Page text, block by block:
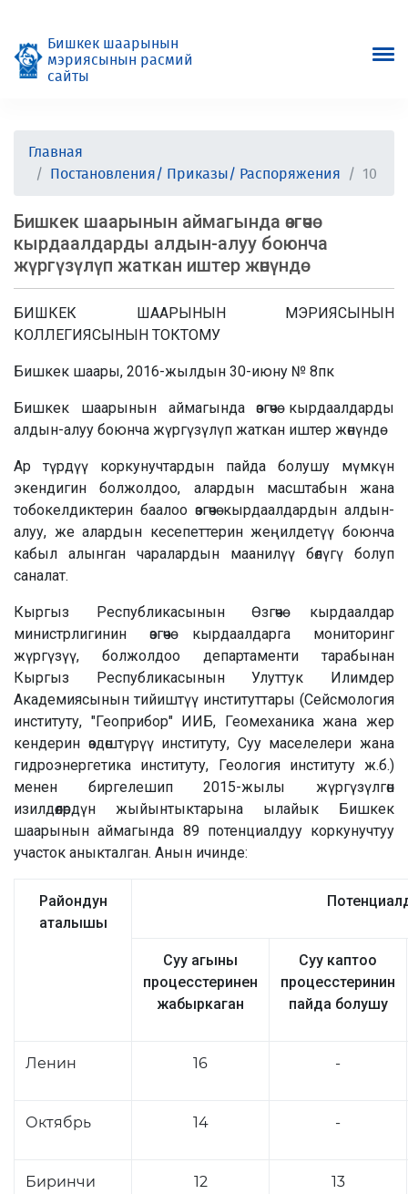
Бишкек шаарынын
мэриясынын расмий
сайты
Главная
Постановления/ Приказы/ Распоряжения
10
Бишкек шаарынын аймагында өзгөчө
кырдаалдарды алдын-алуу боюнча
жүргүзүлүп жаткан иштер жөнүндө
БИШКЕК ШААРЫНЫН МЭРИЯСЫНЫН
КОЛЛЕГИЯСЫНЫН ТОКТОМУ
Бишкек шаары, 2016-жылдын 30-июну № 8пк
Бишкек шаарынын аймагында өзгөчө кырдаалдарды
алдын-алуу боюнча жүргүзүлүп жаткан иштер жөнүндө
Ар түрдүү коркунучтардын пайда болушу мүмкүн
экендигин болжолдоо, алардын масштабын жана
тобокелдиктерин баалоо өзгөчө кырдаалдардын алдын-
алуу, же алардын кесепеттерин жеңилдетүү боюнча
кабыл алынган чаралардын маанилүү бөлүгү болуп
саналат.
Кыргыз Республикасынын Өзгөчө кырдаалдар
министрлигинин өзгөчө кырдаалдарга мониторинг
жүргүзүү, болжолдоо департаменти тарабынан
Кыргыз Республикасынын Улуттук Илимдер
Академиясынын тийиштүү институттары (Сейсмология
институту, "Геоприбор" ИИБ, Геомеханика жана жер
кендерин өздөштүрүү институту, Суу маселелери жана
гидроэнергетика институту, Геология институту ж.б.)
менен биргелешип 2015-жылы жүргүзүлгөн
изилдөөлөрдүн жыйынтыктарына ылайык Бишкек
шаарынын аймагында 89 потенциалдуу коркунучтуу
участок аныкталган. Анын ичинде:
Райондун
аталышы
Суу агыны
процесстеринен
жабыркаган
Суу каптоо
процесстеринин
пайда болушу
Ленин 16 -
Октябрь 14 -
Биринчи
12 13